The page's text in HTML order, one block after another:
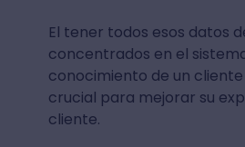
El tener todos esos datos
concentrados en el
conocimiento de un
crucial para mejorar su
cliente.